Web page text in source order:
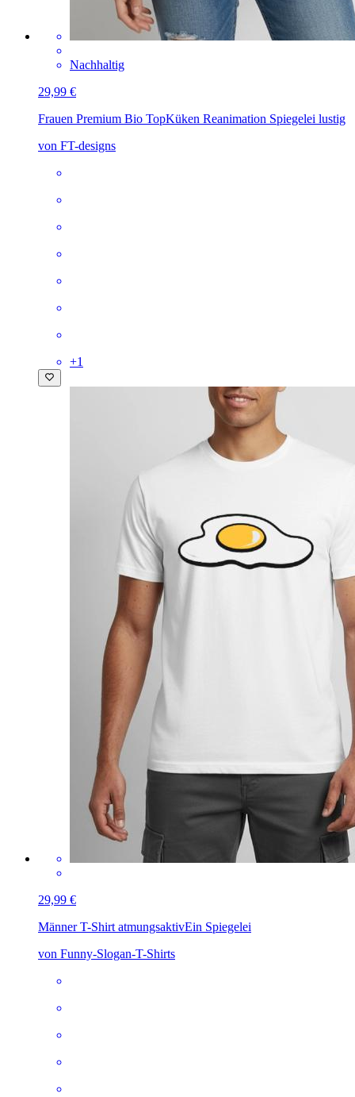
Nachhaltig
29,99 €
Frauen Premium Bio TopKüken Reanimation Spiegelei lustig
von FT-designs
+1
29,99 €
Männer T-Shirt atmungsaktivEin Spiegelei
von Funny-Slogan-T-Shirts